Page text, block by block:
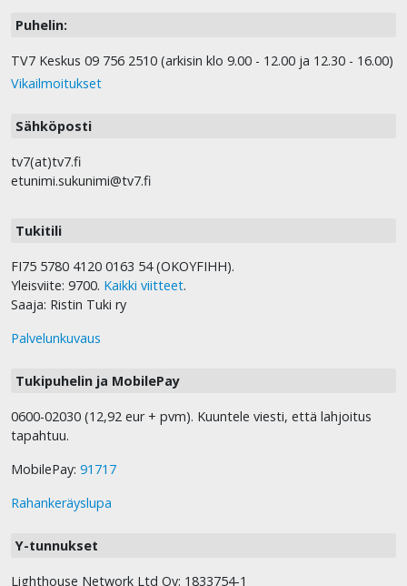
Puhelin:
TV7 Keskus 09 756 2510 (arkisin klo 9.00 - 12.00 ja 12.30 - 16.00)
Vikailmoitukset
Sähköposti
tv7(at)tv7.fi
etunimi.sukunimi@tv7.fi
Tukitili
FI75 5780 4120 0163 54 (OKOYFIHH).
Yleisviite: 9700. Kaikki viitteet.
Saaja: Ristin Tuki ry
Palvelunkuvaus
Tukipuhelin ja MobilePay
0600-02030 (12,92 eur + pvm). Kuuntele viesti, että lahjoitus
tapahtuu.
MobilePay: 91717
Rahankeräyslupa
Y-tunnukset
Lighthouse Network Ltd Oy: 1833754-1